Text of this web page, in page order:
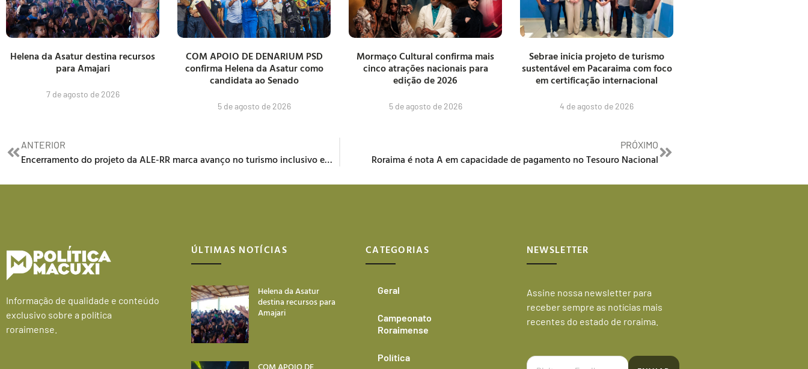
Helena da Asatur destina recursos
para Amajari
7 de agosto de 2026
COM APOIO DE DENARIUM PSD
confirma Helena da Asatur como
candidata ao Senado
5 de agosto de 2026
Mormaço Cultural confirma mais
cinco atrações nacionais para
edição de 2026
5 de agosto de 2026
Sebrae inicia projeto de turismo
sustentável em Pacaraima com foco
em certificação internacional
4 de agosto de 2026
ANTERIOR
Encerramento do projeto da ALE-RR marca avanço no turismo inclusivo em Roraima
PRÓXIMO
Roraima é nota A em capacidade de pagamento no Tesouro Nacional
Informação de qualidade e conteúdo
exclusivo sobre a política
roraimense.
ÚLTIMAS NOTÍCIAS
Helena da Asatur
destina recursos para
Amajari
COM APOIO DE
CATEGORIAS
Geral
Campeonato
Roraimense
Política
NEWSLETTER
Assine nossa newsletter para
receber sempre as notícias mais
recentes do estado de roraima.